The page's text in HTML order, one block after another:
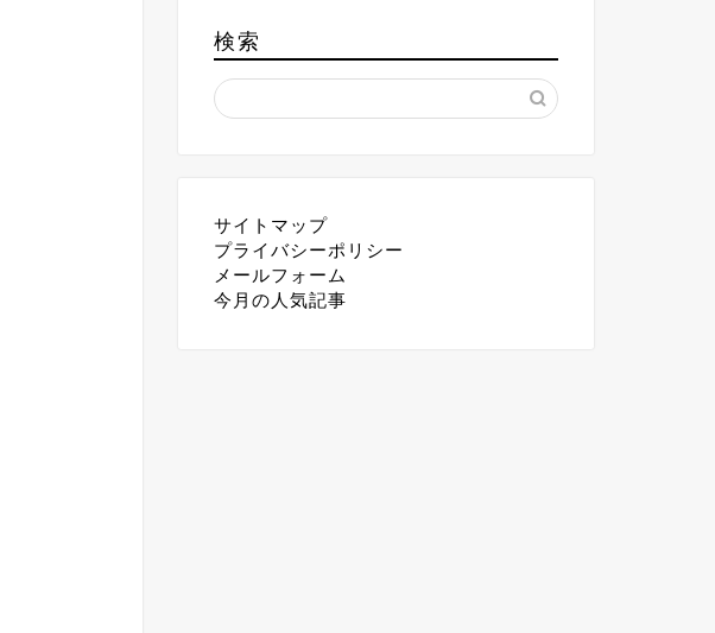
検索
サイトマップ
プライバシーポリシー
メールフォーム
今月の人気記事